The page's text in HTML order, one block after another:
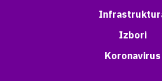
Izbori
Koronavirus